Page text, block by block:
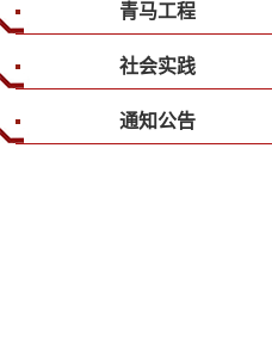
青马工程
社会实践
通知公告